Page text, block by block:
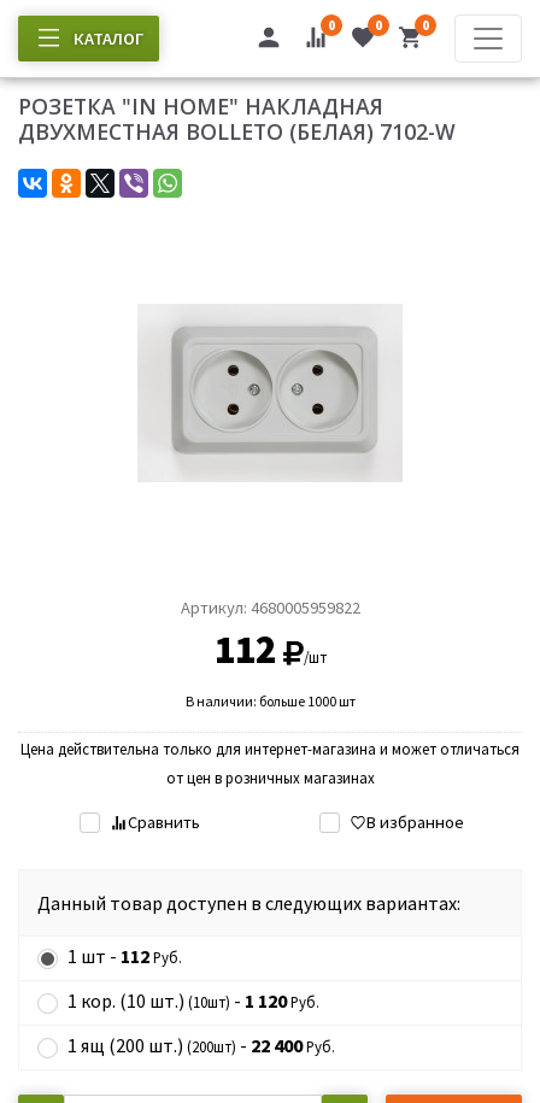
КАТАЛОГ
0 0 0
РОЗЕТКА "IN HOME" НАКЛАДНАЯ
ДВУХМЕСТНАЯ BOLLETO (БЕЛАЯ) 7102-W
Артикул: 4680005959822
112 /шт
В наличии: больше 1000 шт
Цена действительна только для интернет-магазина и может отличаться
от цен в розничных магазинах
Сравнить В избранное
Данный товар доступен в следующих вариантах:
1 шт - 112Руб.
1 кор. (10 шт.) (10шт) - 1 120Руб.
1 ящ (200 шт.) (200шт) - 22 400Руб.